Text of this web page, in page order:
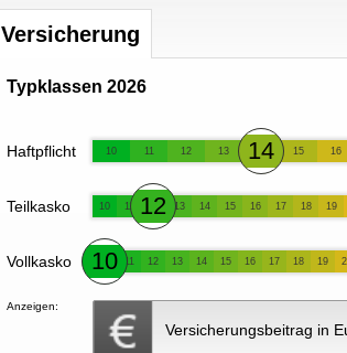
Versicherung
Typklassen 2026
Haftpflicht 10 11 12 13 14 15 16
Teilkasko 10 11 12 13 14 15 16 17 18 19
Vollkasko 10 11 12 13 14 15 16 17 18 19
Anzeigen:
Versicherungsbeitrag in